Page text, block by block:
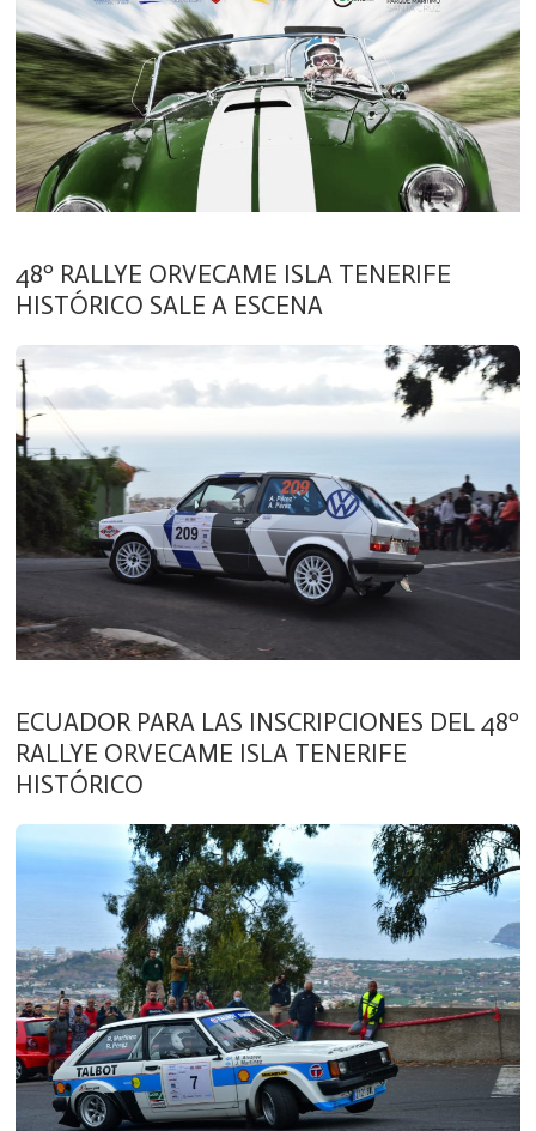
48º RALLYE ORVECAME ISLA TENERIFE
HISTÓRICO SALE A ESCENA
ECUADOR PARA LAS INSCRIPCIONES DEL 48º
RALLYE ORVECAME ISLA TENERIFE
HISTÓRICO